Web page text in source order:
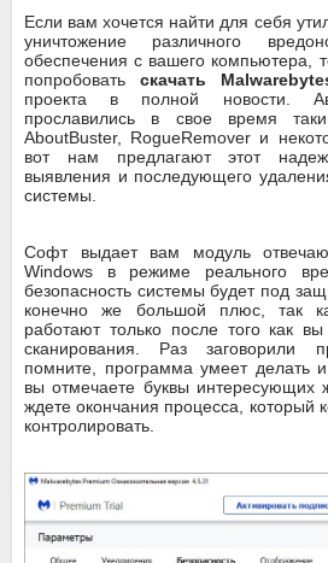
Если вам хочется найти для себя
уничтожение различного
обеспечения с вашего компьютера,
попробоватьскачать
проекта в полной новости.
прославились в свое время
AboutBuster, RogueRemover и
вот нам предлагают этот
выявления и последующего
системы.
Софт выдает вам модуль
Windows в режиме реального
безопасность системы будет под
конечно же большой плюс, так
работают только после того как
сканирования. Раз заговорили
помните, программа умеет делать
вы отмечаете буквы интересующих
ждете окончания процесса, который
контролировать.